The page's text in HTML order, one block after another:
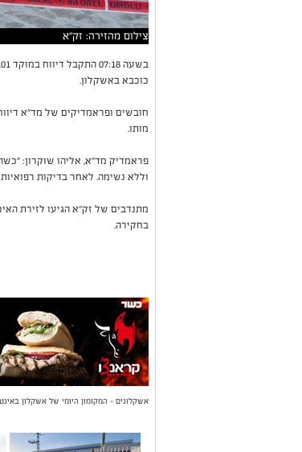
צילום מהזירה: זק"א
כוכבא באשקלון.
מותו.
פראמדיק מד"א, אליהו שוקרון:
וללא נשימה. לאחר בדיקות
מתנדבים של זק"א הגיעו לזירת
בחקירה.
אשקלונים - המקומון היומי של אשקלון